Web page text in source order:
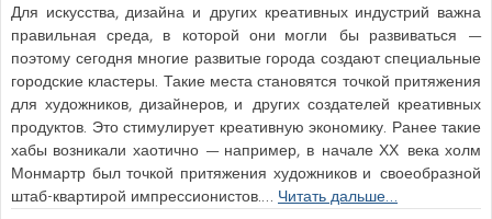
Для искусства, дизайна и других креативных индустрий важна
правильная среда, в которой они могли бы развиваться —
поэтому сегодня многие развитые города создают специальные
городские кластеры. Такие места становятся точкой притяжения
для художников, дизайнеров, и других создателей креативных
продуктов. Это стимулирует креативную экономику. Ранее такие
хабы возникали хаотично — например, в начале ХХ века холм
Монмартр был точкой притяжения художников и своеобразной
штаб-квартирой импрессионистов.… Читать дальше…